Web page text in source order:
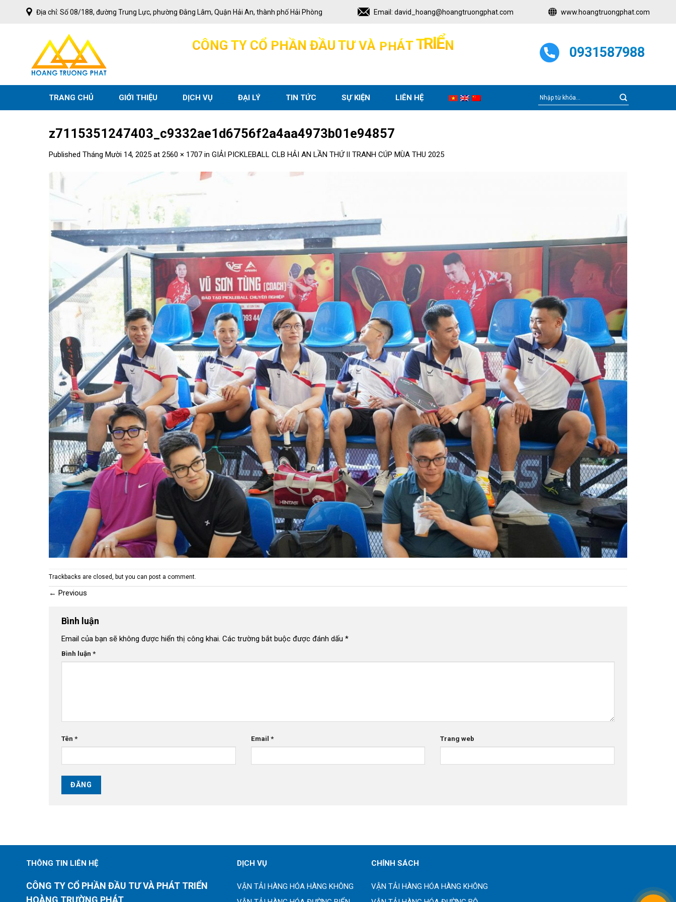
Địa chỉ: Số 08/188, đường Trung Lực, phường Đằng Lâm, Quận Hải An, thành phố Hải Phòng Email: david_hoang@hoangtruongphat.com www.hoangtruongphat.com
CÔNG TY CỔ PHẦN ĐẦU TƯ VÀ PHÁTTRIỂN 0931587988
TRANG CHỦ GIỚI THIỆU DỊCH VỤ ĐẠI LÝ TIN TỨC SỰ KIỆN LIÊN HỆ
z7115351247403_c9332ae1d6756f2a4aa4973b01e94857
Published Tháng Mười 14, 2025 at 2560 × 1707 in GIẢI PICKLEBALL CLB HẢI AN LẦN THỨ II TRANH CÚP MÙA THU 2025
Trackbacks are closed, but you can post a comment.
← Previous
Bình luận
Email của bạn sẽ không được hiển thị công khai. Các trường bắt buộc được đánh dấu *
Bình luận *
Tên * Email * Trang web
THÔNG TIN LIÊN HỆ
CÔNG TY CỔ PHẦN ĐẦU TƯ VÀ PHÁT TRIỂN
DỊCH VỤ
VẬN TẢI HÀNG HÓA HÀNG KHÔNG
CHÍNH SÁCH
VẬN TẢI HÀNG HÓA HÀNG KHÔNG